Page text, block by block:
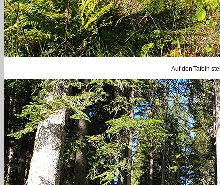
Auf den Tafeln